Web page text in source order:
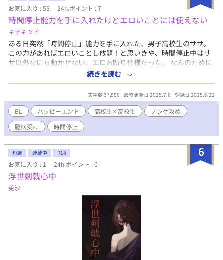
お気に入り : 55 24h.ポイント : 7
時間停止能力を手に入れたけどエロいことには使えない
キザキ ケイ
ある日突然「時間停止」能力を手に入れた、男子高校生のササ。
この力があればエロいことし放題！と思いきや、時間停止中はサ
サ以外なにも動かせない、エロお断り仕様だった。 なんのために
こんな能力を得たのか、模索しながらも力を使うササの様子を、
クラスメイトで友人のカズは不思議がっていて────……。 高
身長ノンケ攻め × 時間停止できるようになったちょっぴり臆病小
柄受け
続きを読む
文字数 37,888 最終更新日 2025.7.6 登録日 2025.6.22
BL ハッピーエンド 高校生×高校生
ノンケ攻め
臆病受け
時間停止
6
短編 連載中 R18
お気に入り : 1 24h.ポイント : 0
浮世剣戟心中
兎沙